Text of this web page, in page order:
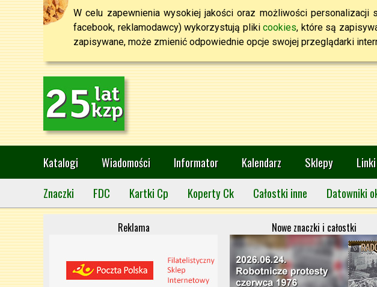
W celu zapewnienia wysokiej jakości oraz możliwości
facebook, reklamodawcy) wykorzystują plikicookies, które są
zapisywane, może zmienić odpowiednie opcje swojej przeglądarki
Katalogi Wiadomości Informator Kalendarz Sklepy Linki
Znaczki
FDC Kartki Cp Koperty Ck Całostki inne Datowniki
Reklama Nowe znaczki i całostki